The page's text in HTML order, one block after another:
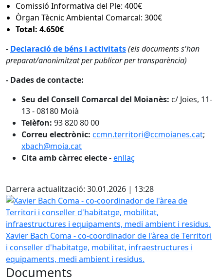
Comissió Informativa del Ple: 400€
Òrgan Tècnic Ambiental Comarcal: 300€
Total: 4.650€
- Declaració de béns i activitats(els documents s'han
preparat/anonimitzat per publicar per transparència)
- Dades de contacte:
Seu del Consell Comarcal del Moianès: c/ Joies, 11-
13 - 08180 Moià
Telèfon: 93 820 80 00
Correu electrònic: ccmn.territori@ccmoianes.cat;
xbach@moia.cat
Cita amb càrrec electe-enllaç
Darrera actualització: 30.01.2026 | 13:28
Xavier Bach Coma - co-coordinador de l'àrea de
Xavier Bach Coma - co-coordinador de l'àrea de Territori
i conseller d'habitatge, mobilitat, infraestructures i
equipaments, medi ambient i residus.
Documents